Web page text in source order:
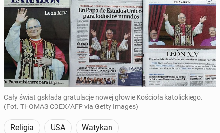
Cały świat gskłada gratulacje nowej głowie Kościoła katolickiego.
(Fot. THOMAS COEX/AFP via Getty Images)
Religia USA Watykan